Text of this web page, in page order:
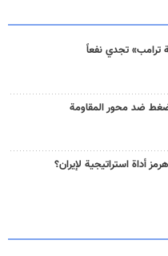
ترامب» تجدي نفعاً
ضد محور المقاومة
أداة استراتيجية لإيران؟